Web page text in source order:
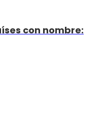
con nombre: